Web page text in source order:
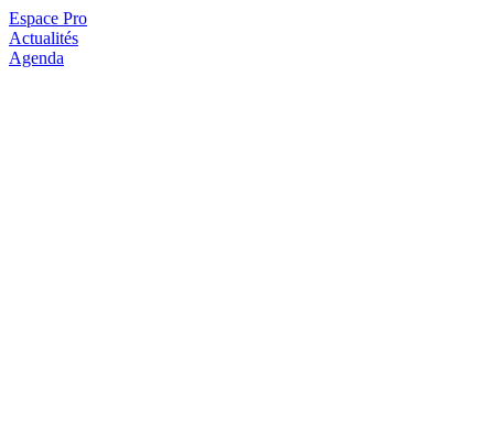
Espace Pro
Actualités
Agenda